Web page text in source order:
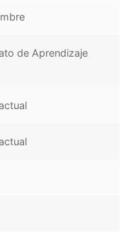
de Aprendizaje